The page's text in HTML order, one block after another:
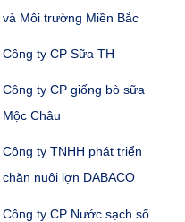
và Môi trường Miền Bắc
Công ty CP Sữa TH
Công ty CP giống bò sữa
Mộc Châu
Công ty TNHH phát triển
chăn nuôi lợn DABACO
Công ty CP Nước sạch số